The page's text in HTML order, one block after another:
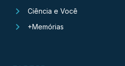
Ciência e Você
+Memórias